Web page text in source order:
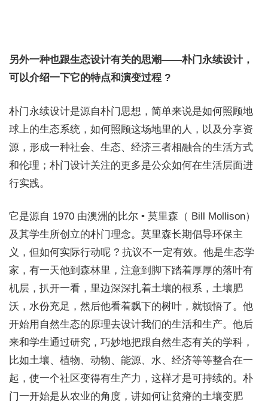
另外一种也跟生态设计有关的思潮——朴门永续设计，
可以介绍一下它的特点和演变过程 ?
朴门永续设计是源自朴门思想，简单来说是如何照顾地
球上的生态系统，如何照顾这场地里的人，以及分享资
源，形成一种社会、生态、经济三者相融合的生活方式
和伦理；朴门设计关注的更多是公众如何在生活层面进
行实践。
它是源自 1970 由澳洲的比尔 • 莫里森（ Bill Mollison）
及其学生所创立的朴门理念。莫里森长期倡导环保主
义，但如何实际行动呢 ? 抗议不一定有效。他是生态学
家，有一天他到森林里，注意到脚下踏着厚厚的落叶有
机层，扒开一看，里边深深扎着土壤的根系，土壤肥
沃，水份充足，然后他看着飘下的树叶，就顿悟了。他
开始用自然生态的原理去设计我们的生活和生产。他后
来和学生通过研究，巧妙地把跟自然生态有关的学科，
比如土壤、植物、动物、能源、水、经济等等整合在一
起，使一个社区变得有生产力，这样才是可持续的。朴
门一开始是从农业的角度，讲如何让贫瘠的土壤变肥